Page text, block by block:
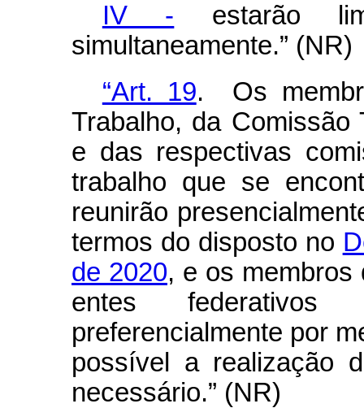
IV - estarão
simultaneamente.” (NR)
“Art. 19. Os
Trabalho, da Comissão
e das respectivas
trabalho que se
reunirão
termos do disposto no
de 2020, e os membros
entes federativos
preferencialmente por
possível a realização
necessário.” (NR)